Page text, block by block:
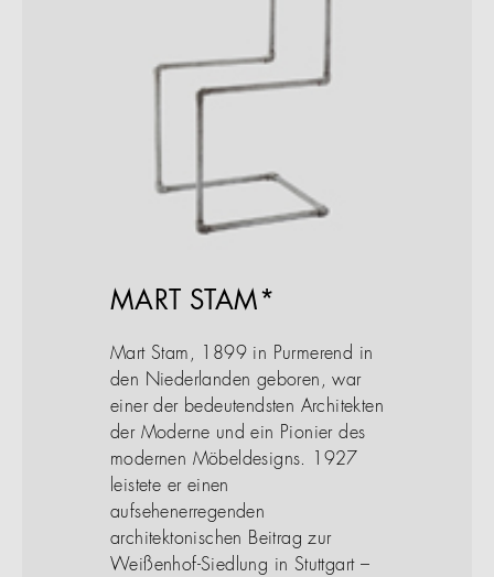
MART STAM*
Mart Stam, 1899 in Purmerend in
den Niederlanden geboren, war
einer der bedeutendsten Architekten
der Moderne und ein Pionier des
modernen Möbeldesigns. 1927
leistete er einen
aufsehenerregenden
architektonischen Beitrag zur
Weißenhof-Siedlung in Stuttgart –